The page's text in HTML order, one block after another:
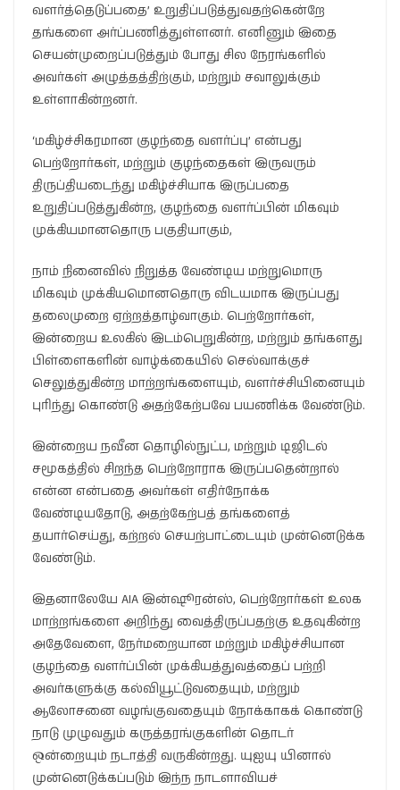
வளர்த்தெடுப்பதை’ உறுதிப்படுத்துவதற்கென்றே
தங்களை அர்ப்பணித்துள்ளனர். எனினும் இதை
செயன்முறைப்படுத்தும் போது சில நேரங்களில்
அவர்கள் அழுத்தத்திற்கும், மற்றும் சவாலுக்கும்
உள்ளாகின்றனர்.
‘மகிழ்ச்சிகரமான குழந்தை வளர்ப்பு’ என்பது
பெற்றோர்கள், மற்றும் குழந்தைகள் இருவரும்
திருப்தியடைந்து மகிழ்ச்சியாக இருப்பதை
உறுதிப்படுத்துகின்ற, குழந்தை வளர்ப்பின் மிகவும்
முக்கியமானதொரு பகுதியாகும்,
நாம் நினைவில் நிறுத்த வேண்டிய மற்றுமொரு
மிகவும் முக்கியமொனதொரு விடயமாக இருப்பது
தலைமுறை ஏற்றத்தாழ்வாகும். பெற்றோர்கள்,
இன்றைய உலகில் இடம்பெறுகின்ற, மற்றும் தங்களது
பிள்ளைகளின் வாழ்க்கையில் செல்வாக்குச்
செலுத்துகின்ற மாற்றங்களையும், வளர்ச்சியினையும்
புரிந்து கொண்டு அதற்கேற்பவே பயணிக்க வேண்டும்.
இன்றைய நவீன தொழில்நுட்ப, மற்றும் டிஜிடல்
சமூகத்தில் சிறந்த பெற்றோராக இருப்பதென்றால்
என்ன என்பதை அவர்கள் எதிர்நோக்க
வேண்டியதோடு, அதற்கேற்பத் தங்களைத்
தயார்செய்து, கற்றல் செயற்பாட்டையும் முன்னெடுக்க
வேண்டும்.
இதனாலேயே AIA இன்ஷூரன்ஸ், பெற்றோர்கள் உலக
மாற்றங்களை அறிந்து வைத்திருப்பதற்கு உதவுகின்ற
அதேவேளை, நேர்மறையான மற்றும் மகிழ்ச்சியான
குழந்தை வளர்ப்பின் முக்கியத்துவத்தைப் பற்றி
அவர்களுக்கு கல்வியூட்டுவதையும், மற்றும்
ஆலோசனை வழங்குவதையும் நோக்காகக் கொண்டு
நாடு முழுவதும் கருத்தரங்குகளின் தொடர்
ஒன்றையும் நடாத்தி வருகின்றது. யுஐயு யினால்
முன்னெடுக்கப்படும் இந்ந நாடளாவியச்